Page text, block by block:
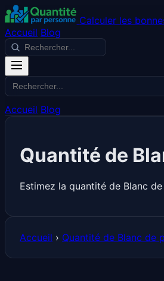
Calculer les
Accueil Blog
Accueil Blog
Quantité de
Estimez la quantité de Blanc
Accueil › Quantité de Blanc de